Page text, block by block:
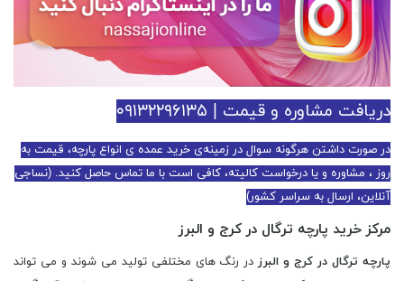
دریافت مشاوره و قیمت | ۰۹۱۳۲۲۹۶۱۳۵
در صورت داشتن هرگونه سوال در زمینه‌ی خرید عمده ی انواع پارچه، قیمت به
روز ، مشاوره و یا درخواست کالیته، کافی است با ما تماس حاصل کنید. (نساجی
آنلاین، ارسال به سراسر کشور)
مرکز خرید پارچه ترگال در کرج و البرز
پارچه ترگال در کرج و البرزدر رنگ های مختلفی تولید می شوند و می تواند